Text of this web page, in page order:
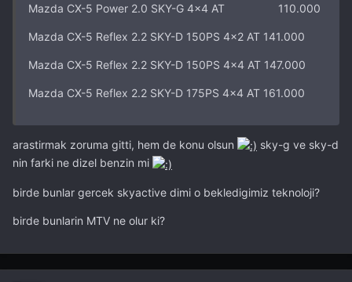
Mazda CX-5 Power 2.0 SKY-G 4x4 AT 110.000
Mazda CX-5 Reflex 2.2 SKY-D 150PS 4x2 AT 141.000
Mazda CX-5 Reflex 2.2 SKY-D 150PS 4x4 AT 147.000
Mazda CX-5 Reflex 2.2 SKY-D 175PS 4x4 AT 161.000
arastirmak zoruma gitti, hem de konu olsun
sky-g ve sky-d
nin farki ne dizel benzin mi
birde bunlar gercek skyactive dimi o bekledigimiz teknoloji?
birde bunlarin MTV ne olur ki?